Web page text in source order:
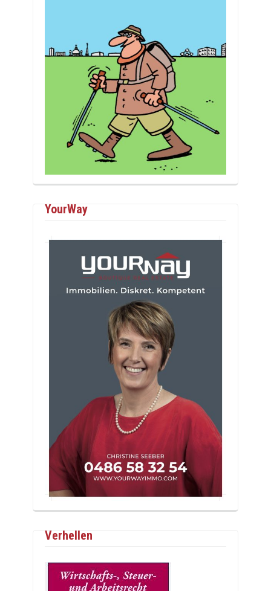
YourWay
Verhellen